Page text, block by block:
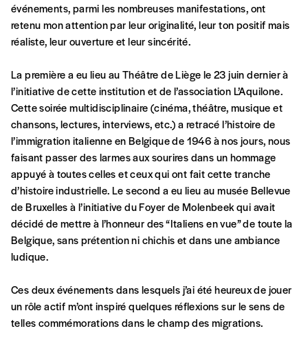
Se connecter
CONNEXION
Mot de passe oublié?
Créer un
compte
Formulaire de
commande
A partir de 2021,Imag, le magazine de
l’interculturel,vous est proposé àPRIX LIBRE.
Le prix libre est un mode de fixation du prix
par l’acheteur d’un bien ou d’un service, qui
peut être une manière pour lui de payer le prix
qu’il estime juste. Dans l’objectif de rendre nos
activités et publications accessibles, et
d’affirmer notre attachement aux valeurs de
solidarité, nous vous proposons d’estimer
vous-mêmes le coût de notre publication.
Cette valeur peut donc être inférieure, égale
manière, vous soutenez le travail de l’équipe
de rédaction selon vos moyens et vos
motivations.
événements, parmi les nombreuses manifestations, ont
retenu mon attention par leur originalité, leur ton positif mais
réaliste, leur ouverture et leur sincérité.
La première a eu lieu au Théâtre de Liège le 23 juin dernier à
l’initiative de cette institution et de l’association L’Aquilone.
Cette soirée multidisciplinaire (cinéma, théâtre, musique et
chansons, lectures, interviews, etc.) a retracé l’histoire de
l’immigration italienne en Belgique de 1946 à nos jours, nous
faisant passer des larmes aux sourires dans un hommage
appuyé à toutes celles et ceux qui ont fait cette tranche
d’histoire industrielle. Le second a eu lieu au musée Bellevue
de Bruxelles à l’initiative du Foyer de Molenbeek qui avait
décidé de mettre à l’honneur des “Italiens en vue” de toute la
Belgique, sans prétention ni chichis et dans une ambiance
ludique.
Ces deux événements dans lesquels j’ai été heureux de jouer
un rôle actif m’ont inspiré quelques réflexions sur le sens de
telles commémorations dans le champ des migrations.